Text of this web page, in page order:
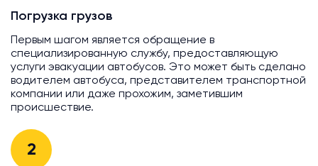
Погрузка грузов
Первым шагом является обращение в
специализированную службу, предоставляющую
услуги эвакуации автобусов. Это может быть сделано
водителем автобуса, представителем транспортной
компании или даже прохожим, заметившим
происшествие.
2